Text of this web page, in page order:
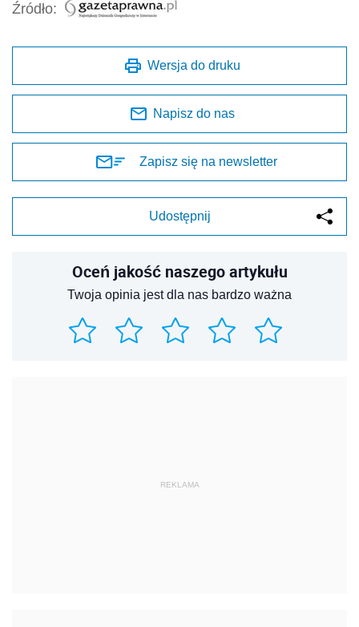
Źródło:
Wersja do druku
Napisz do nas
Zapisz się na newsletter
Udostępnij
Oceń jakość naszego artykułu
Twoja opinia jest dla nas bardzo ważna
REKLAMA